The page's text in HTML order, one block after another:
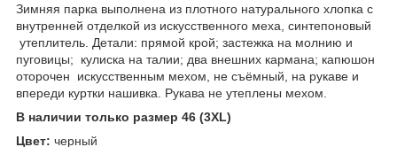
Зимняя парка выполнена из плотного натурального хлопка с
внутренней отделкой из искусственного меха, синтепоновый
утеплитель. Детали: прямой крой; застежка на молнию и
пуговицы; кулиска на талии; два внешних кармана; капюшон
оторочен искусственным мехом, не съёмный, на рукаве и
впереди куртки нашивка. Рукава не утеплены мехом.
В наличии только размер 46 (3XL)
Цвет: черный